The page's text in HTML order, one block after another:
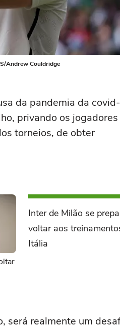
Andrew Couldridge
da pandemia da
privando os
torneios, de obter
Inter de Milão se
voltar aos
Itália
será realmente um